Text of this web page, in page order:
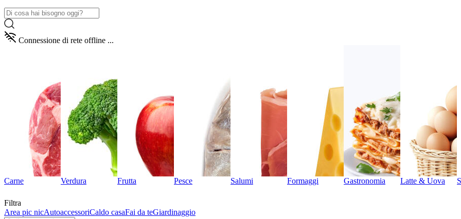
Connessione di rete offline ...
Carne Verdura Frutta Pesce Salumi Formaggi Gastronomia Latte & Uova
Filtra
Area pic nicAutoaccessoriCaldo casaFai da teGiardinaggio